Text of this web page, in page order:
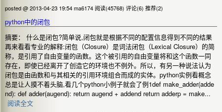
posted @ 2013-04-23 19:54 ma6174 阅读(45768) 评论(6) 推荐(2)
python中的闭包
摘要： 什么是闭包?简单说,闭包就是根据不同的配置信息得到不同的结果
再来看看专业的解释:闭包（Closure）是词法闭包（Lexical Closure）的简
称，是引用了自由变量的函数。这个被引用的自由变量将和这个函数一同
存在，即使已经离开了创造它的环境也不例外。所以，有另一种说法认为
闭包是由函数和与其相关的引用环境组合而成的实体。python实例看概念
总是让人摸不着头脑,看几个python小例子就会了例1def make_adder(adde
nd): def adder(augend): return augend + addend return adderp = make...
阅读全文